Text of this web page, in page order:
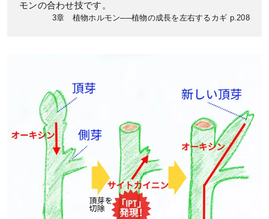
モンの合わせ技です。
3章 植物ホルモン──植物の成長を左右するカギ p.208